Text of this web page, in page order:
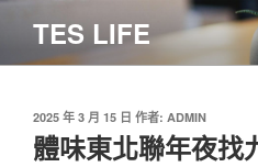
主
TES LIFE
發
佈
於
2025 年 3 月 15 日 作者: ADMIN
體味東北聯年夜找